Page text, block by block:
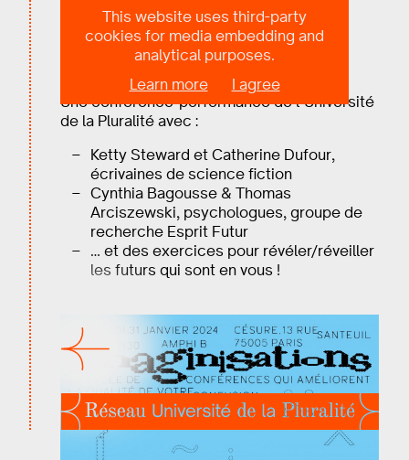
“Futur”…
Quel rôle joue-t-il dans nos vies ?
Pourquoi s’en préoccuper ?
Faut-il avoir peur de lui ? Et lui de nous ?
Une conférence-performance de l’Université
de la Pluralité avec :
Ketty Steward et Catherine Dufour,
écrivaines de science fiction
Cynthia Bagousse & Thomas
Arciszewski, psychologues, groupe de
recherche Esprit Futur
… et des exercices pour révéler/réveiller
les futurs qui sont en vous !
This website uses third-party
cookies for media embedding and
analytical purposes.
Learn more
I agree